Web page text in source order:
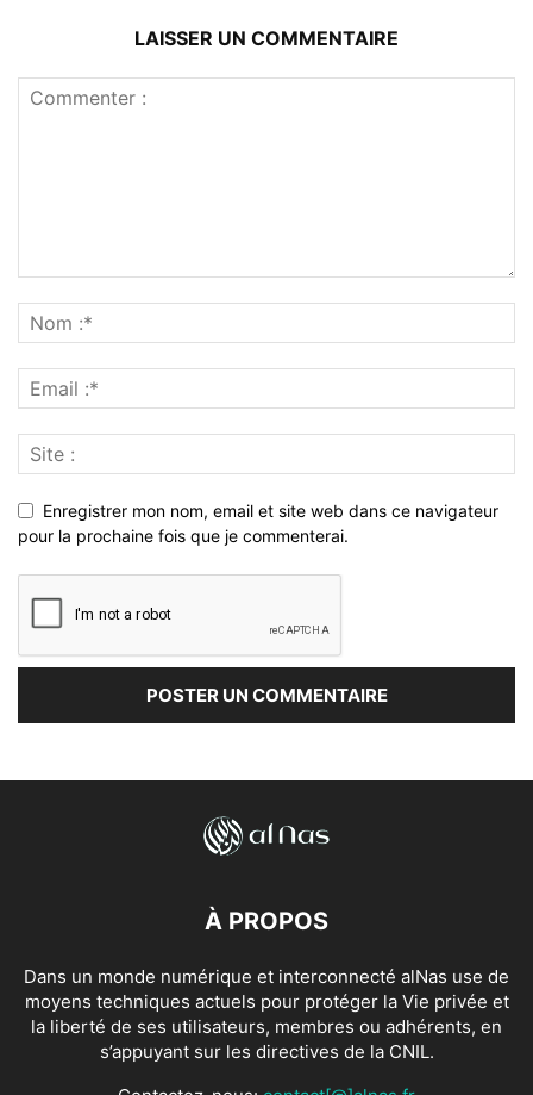
LAISSER UN COMMENTAIRE
Enregistrer mon nom, email et site web dans ce navigateur
pour la prochaine fois que je commenterai.
À PROPOS
Dans un monde numérique et interconnecté alNas use de
moyens techniques actuels pour protéger la Vie privée et
la liberté de ses utilisateurs, membres ou adhérents, en
s’appuyant sur les directives de la CNIL.